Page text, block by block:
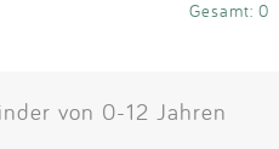
Gesamt: 0
von 0-12 Jahren